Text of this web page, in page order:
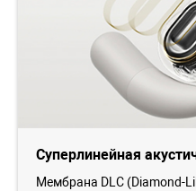
Суперлинейная
Мембрана DLC (Diamond-